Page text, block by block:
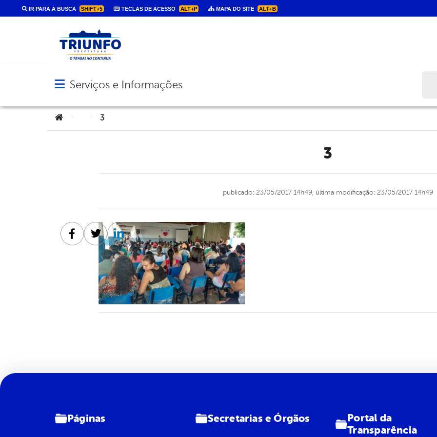
IR PARA A BUSCA SHIFT+5 TECLAS DE ACESSO ALT+P MAPA DO SITE ALT+B
Abrir menu principal de navegação
Serviços e Informações
Você está aqui:
3
3
publicado: 23/05/2017 14h49, última modificação: 23/05/2017 14h49
Facebook
TwitterLinkedin
Páginas Secretarias e Órgãos
Portal da
Transparência